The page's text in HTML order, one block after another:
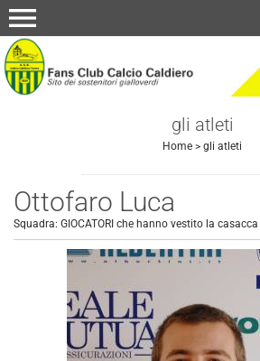
menu
gli atleti
Home > gli atleti
Ottofaro Luca
Squadra: GIOCATORI che hanno vestito la casacca